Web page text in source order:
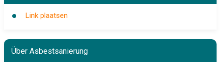
Link plaatsen
Über Asbestsanierung